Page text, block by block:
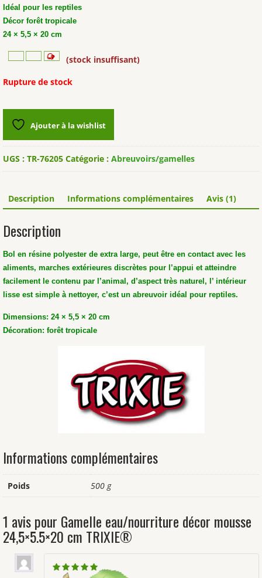
Idéal pour les reptiles
Décor forêt tropicale
24 × 5,5 × 20 cm
(stock insuffisant)
Rupture de stock
Ajouter à la wishlist
UGS : TR-76205 Catégorie : Abreuvoirs/gamelles
Description Informations complémentaires Avis (1)
Description
Bol en résine polyester de extra large, peut être en contact avec les
aliments, marches extérieures discrètes pour l’appui et atteindre
facilement le contenu par l’animal, d’aspect très naturel, l’ intérieur
lisse est simple à nettoyer, c’est un abreuvoir idéal pour reptiles.
Dimensions: 24 × 5,5 × 20 cm
Décoration: forêt tropicale
Informations complémentaires
Poids 500 g
1 avis pour Gamelle eau/nourriture décor mousse
24,5×5.5×20 cm TRIXIE®